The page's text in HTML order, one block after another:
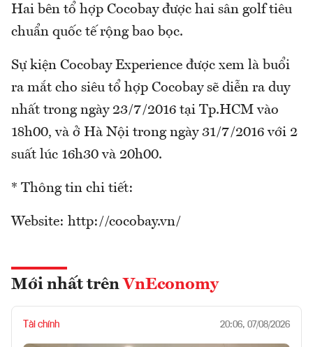
Hai bên tổ hợp Cocobay được hai sân golf tiêu
chuẩn quốc tế rộng bao bọc.
Sự kiện Cocobay Experience được xem là buổi
ra mắt cho siêu tổ hợp Cocobay sẽ diễn ra duy
nhất trong ngày 23/7/2016 tại Tp.HCM vào
18h00, và ở Hà Nội trong ngày 31/7/2016 với 2
suất lúc 16h30 và 20h00.
* Thông tin chi tiết:
Website: http://cocobay.vn/
Mới nhất trên VnEconomy
Tài chính 20:06, 07/08/2026